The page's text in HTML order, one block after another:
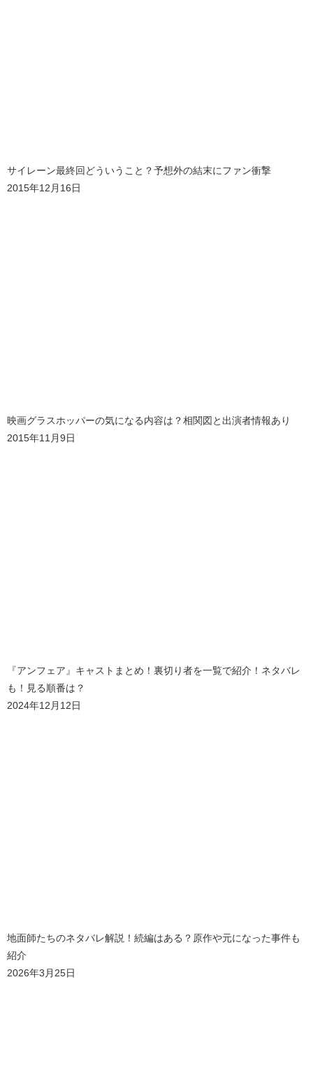
サイレーン最終回どういうこと？予想外の結末にファン衝撃
2015年12月16日
映画グラスホッパーの気になる内容は？相関図と出演者情報あり
2015年11月9日
『アンフェア』キャストまとめ！裏切り者を一覧で紹介！ネタバレ
も！見る順番は？
2024年12月12日
地面師たちのネタバレ解説！続編はある？原作や元になった事件も
紹介
2026年3月25日